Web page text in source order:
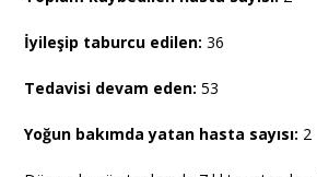
İyileşip taburcu edilen: 36
Tedavisi devam eden: 53
Yoğun bakımda yatan hasta sayısı: 2